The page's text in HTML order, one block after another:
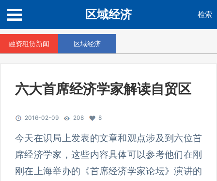
区域经济 检索
融资租赁新闻 区域经济
六大首席经济学家解读自贸区
2016-02-09 208 8
今天在识局上发表的文章和观点涉及到六位首
席经济学家，这些内容具体可以参考他们在刚
刚在上海举办的《首席经济学家论坛》演讲的